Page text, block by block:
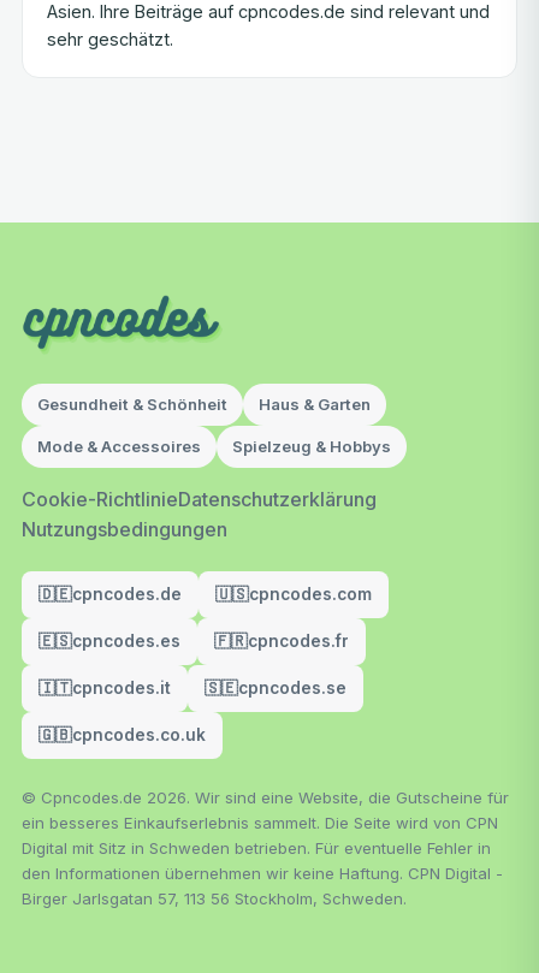
Asien. Ihre Beiträge auf cpncodes.de sind relevant und
sehr geschätzt.
Gesundheit & Schönheit Haus & Garten
Mode & Accessoires Spielzeug & Hobbys
Cookie-RichtlinieDatenschutzerklärung
Nutzungsbedingungen
🇩🇪cpncodes.de 🇺🇸cpncodes.com
🇪🇸cpncodes.es 🇫🇷cpncodes.fr
🇮🇹cpncodes.it 🇸🇪cpncodes.se
🇬🇧cpncodes.co.uk
© Cpncodes.de 2026. Wir sind eine Website, die Gutscheine für
ein besseres Einkaufserlebnis sammelt. Die Seite wird von CPN
Digital mit Sitz in Schweden betrieben. Für eventuelle Fehler in
den Informationen übernehmen wir keine Haftung. CPN Digital -
Birger Jarlsgatan 57, 113 56 Stockholm, Schweden.